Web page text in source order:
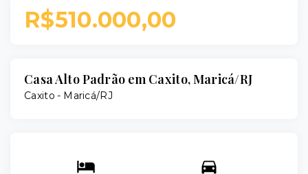
R$510.000,00
Casa Alto Padrão em Caxito, Maricá/RJ
Caxito - Maricá/RJ